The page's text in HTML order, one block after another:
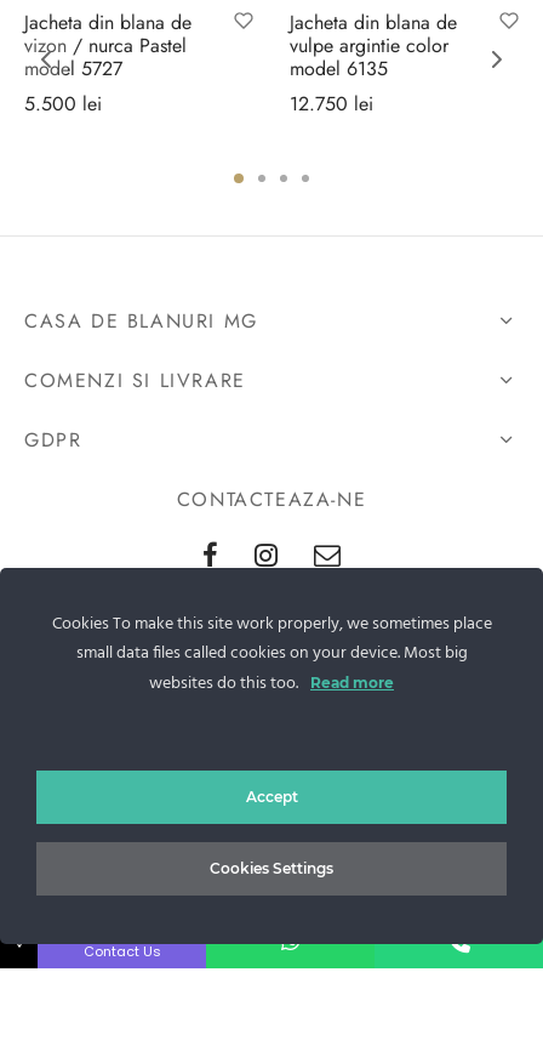
Jacheta din blana de
vizon / nurca Pastel
model 5727
5.500 lei
Out of Stock
Jacheta din blana de
vulpe argintie color
model 6135
12.750 lei
CASA DE BLANURI MG
COMENZI SI LIVRARE
GDPR
CONTACTEAZA-NE
+40 727 225 262
Noutati Casa de blanuri MG
Cookies To make this site work properly, we sometimes place
small data files called cookies on your device. Most big
websites do this too.
Read more
Accept
Cookies Settings
↓ Contact Us